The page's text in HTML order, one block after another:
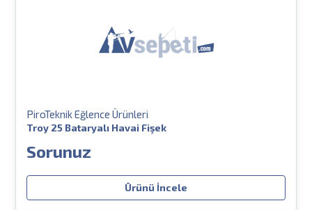
PiroTeknik Eğlence Ürünleri
Troy 25 Bataryalı Havai Fişek
Sorunuz
Ürünü İncele